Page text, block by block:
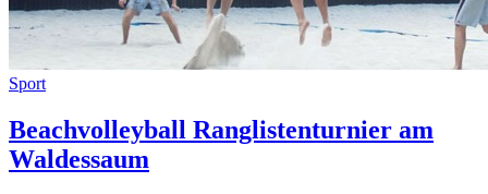
Sport
Beachvolleyball Ranglistenturnier am
Waldessaum